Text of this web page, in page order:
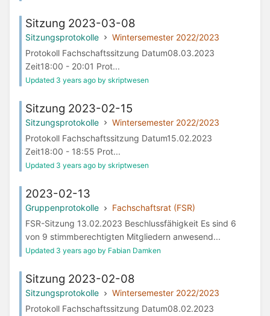
Sitzung 2023-03-08
Sitzungsprotokolle
Wintersemester 2022/2023
Protokoll Fachschaftssitzung Datum08.03.2023
Zeit18:00 - 20:01 Prot...
Updated 3 years ago by skriptwesen
Sitzung 2023-02-15
Sitzungsprotokolle
Wintersemester 2022/2023
Protokoll Fachschaftssitzung Datum15.02.2023
Zeit18:00 - 18:55 Prot...
Updated 3 years ago by skriptwesen
2023-02-13
Gruppenprotokolle
Fachschaftsrat (FSR)
FSR-Sitzung 13.02.2023 Beschlussfähigkeit Es sind 6
von 9 stimmberechtigten Mitgliedern anwesend...
Updated 3 years ago by Fabian Damken
Sitzung 2023-02-08
Sitzungsprotokolle
Wintersemester 2022/2023
Protokoll Fachschaftssitzung Datum08.02.2023